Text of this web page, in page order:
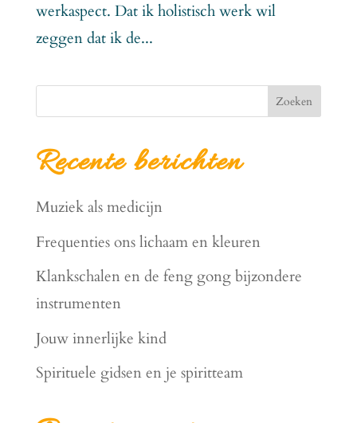
werkaspect. Dat ik holistisch werk wil
zeggen dat ik de...
Zoeken
Recente berichten
Muziek als medicijn
Frequenties ons lichaam en kleuren
Klankschalen en de feng gong bijzondere
instrumenten
Jouw innerlijke kind
Spirituele gidsen en je spiritteam